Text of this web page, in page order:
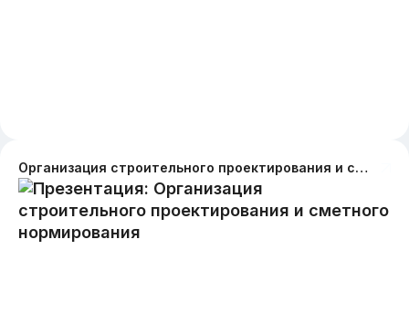
Организация строительного проектирования и сметного нормирования